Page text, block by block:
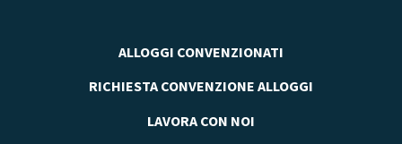
ALLOGGI CONVENZIONATI
RICHIESTA CONVENZIONE ALLOGGI
LAVORA CON NOI